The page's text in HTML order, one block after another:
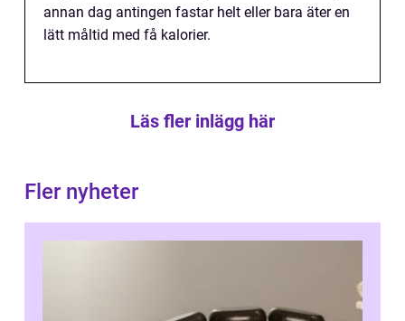
annan dag antingen fastar helt eller bara äter en
lätt måltid med få kalorier.
Läs fler inlägg här
Fler nyheter